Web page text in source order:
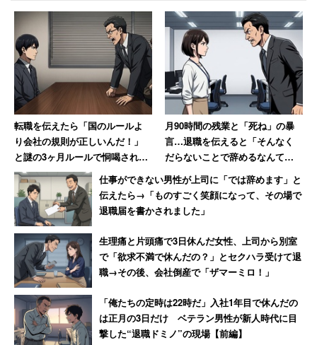
転職を伝えたら「国のルールよ
り会社の規則が正しいんだ！」
と謎の3ヶ月ルールで恫喝された
男性→その後、会社は吸収合併
され消滅
月90時間の残業と「死ね」の暴
言…退職を伝えると「そんなく
だらないことで辞めるなんて」
→10年後、会社は倒産
仕事ができない男性が上司に「では辞めます」と
伝えたら→「ものすごく笑顔になって、その場で
退職届を書かされました」
生理痛と片頭痛で3日休んだ女性、上司から別室
で「欲求不満で休んだの？」とセクハラ受けて退
職→その後、会社倒産で「ザマーミロ！」
「俺たちの定時は22時だ」入社1年目で休んだの
は正月の3日だけ ベテラン男性が新人時代に目
撃した“退職ドミノ”の現場【前編】